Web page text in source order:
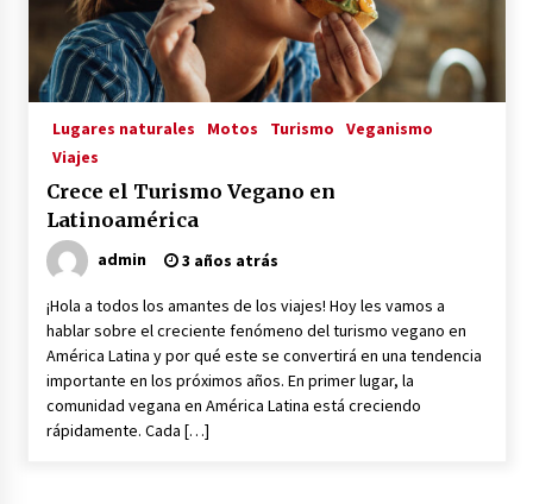
La Primera Maquina Casera para Crear Carne
Vegetal
3 años atrás
Empresas Veganas: Las Novedades Globales en
el Mundo Empresarial Vegano
3 años atrás
Viajar en moto por Colombia
3 años atrás
Lugares naturales Motos Turismo
Veganismo
Viajes
Crece el Turismo Vegano en
Latinoamérica
admin 3 años atrás
¡Hola a todos los amantes de los viajes! Hoy les vamos a
hablar sobre el creciente fenómeno del turismo vegano en
América Latina y por qué este se convertirá en una tendencia
importante en los próximos años. En primer lugar, la
comunidad vegana en América Latina está creciendo
rápidamente. Cada […]